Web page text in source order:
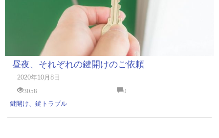
昼夜、それぞれの鍵開けのご依頼
2020年10月8日
3058
0
鍵開け、鍵トラブル